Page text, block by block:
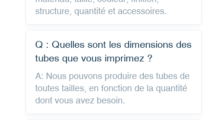
structure, quantité et accessoires.
Q : Quelles sont les dimensions des
tubes que vous imprimez ?
A: Nous pouvons produire des tubes de
toutes tailles, en fonction de la quantité
dont vous avez besoin.